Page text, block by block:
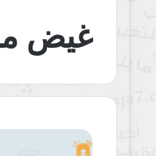
غيض